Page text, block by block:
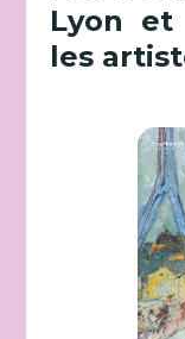
Lyon
les